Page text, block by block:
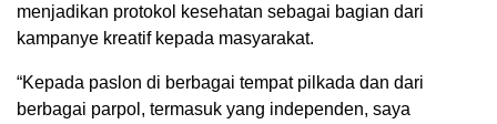
menjadikan protokol kesehatan sebagai bagian dari
kampanye kreatif kepada masyarakat.
“Kepada paslon di berbagai tempat pilkada dan dari
berbagai parpol, termasuk yang independen, saya